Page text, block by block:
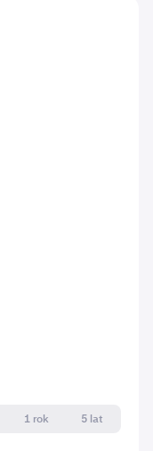
1 rok
5 lat